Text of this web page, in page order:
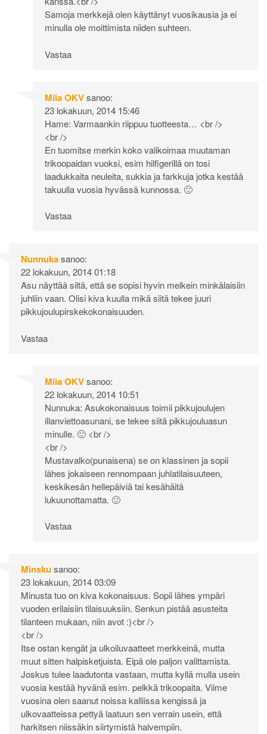
Samoja merkkejä olen käyttänyt vuosikausia ja ei
minulla ole moittimista niiden suhteen.
Vastaa
Miia OKVsanoo:
23 lokakuun, 2014 15:46
Hame: Varmaankin riippuu tuotteesta… <br />
<br />
En tuomitse merkin koko valikoimaa muutaman
trikoopaidan vuoksi, esim hilfigerillä on tosi
laadukkaita neuleita, sukkia ja farkkuja jotka kestää
takuulla vuosia hyvässä kunnossa. 🙂
Vastaa
Nunnukasanoo:
22 lokakuun, 2014 01:18
Asu näyttää siltä, että se sopisi hyvin melkein minkälaisiin
juhliin vaan. Olisi kiva kuulla mikä siitä tekee juuri
pikkujoulupirskekokonaisuuden.
Vastaa
Miia OKVsanoo:
22 lokakuun, 2014 10:51
Nunnuka: Asukokonaisuus toimii pikkujoulujen
illanviettoasunani, se tekee siitä pikkujouluasun
minulle. 🙂 <br />
<br />
Mustavalko(punaisena) se on klassinen ja sopii
lähes jokaiseen rennompaan juhlatilaisuuteen,
keskikesän hellepäiviä tai kesähäitä
lukuunottamatta. 🙂
Vastaa
Minskusanoo:
23 lokakuun, 2014 03:09
Minusta tuo on kiva kokonaisuus. Sopii lähes ympäri
vuoden erilaisiin tilaisuuksiin. Senkun pistää asusteita
tilanteen mukaan, niin avot :)<br />
<br />
Itse ostan kengät ja ulkoiluvaatteet merkkeinä, mutta
muut sitten halpisketjuista. Eipä ole paljon valittamista.
Joskus tulee laadutonta vastaan, mutta kyllä mulla usein
vuosia kestää hyvänä esim. pelkkä trikoopaita. Viime
vuosina olen saanut noissa kalliissa kengissä ja
ulkovaatteissa pettyä laatuun sen verrain usein, että
harkitsen niissäkin siirtymistä halvempiin.